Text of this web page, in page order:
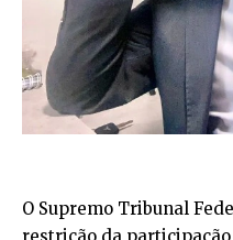
O Supremo Tribunal